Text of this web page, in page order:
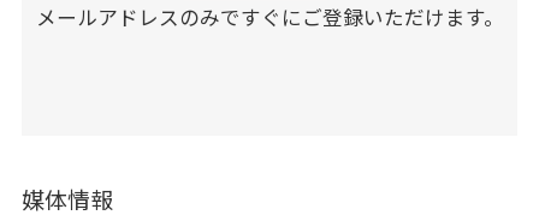
メールアドレスのみですぐにご登録いただけます。
媒体情報